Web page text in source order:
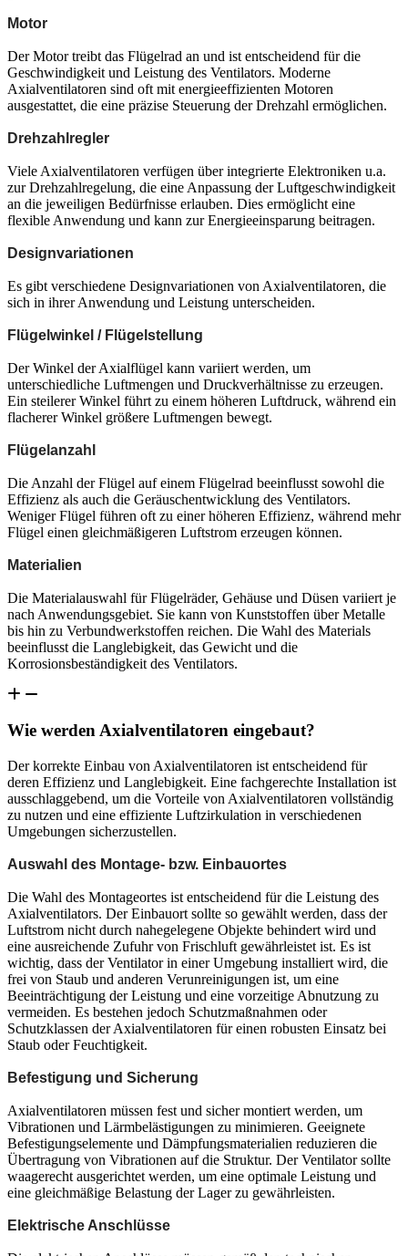
Motor
Der Motor treibt das Flügelrad an und ist entscheidend für die
Geschwindigkeit und Leistung des Ventilators. Moderne
Axialventilatoren sind oft mit energieeffizienten Motoren
ausgestattet, die eine präzise Steuerung der Drehzahl ermöglichen.
Drehzahlregler
Viele Axialventilatoren verfügen über integrierte Elektroniken u.a.
zur Drehzahlregelung, die eine Anpassung der Luftgeschwindigkeit
an die jeweiligen Bedürfnisse erlauben. Dies ermöglicht eine
flexible Anwendung und kann zur Energieeinsparung beitragen.
Designvariationen
Es gibt verschiedene Designvariationen von Axialventilatoren, die
sich in ihrer Anwendung und Leistung unterscheiden.
Flügelwinkel / Flügelstellung
Der Winkel der Axialflügel kann variiert werden, um
unterschiedliche Luftmengen und Druckverhältnisse zu erzeugen.
Ein steilerer Winkel führt zu einem höheren Luftdruck, während ein
flacherer Winkel größere Luftmengen bewegt.
Flügelanzahl
Die Anzahl der Flügel auf einem Flügelrad beeinflusst sowohl die
Effizienz als auch die Geräuschentwicklung des Ventilators.
Weniger Flügel führen oft zu einer höheren Effizienz, während mehr
Flügel einen gleichmäßigeren Luftstrom erzeugen können.
Materialien
Die Materialauswahl für Flügelräder, Gehäuse und Düsen variiert je
nach Anwendungsgebiet. Sie kann von Kunststoffen über Metalle
bis hin zu Verbundwerkstoffen reichen. Die Wahl des Materials
beeinflusst die Langlebigkeit, das Gewicht und die
Korrosionsbeständigkeit des Ventilators.
Wie werden Axialventilatoren eingebaut?
Der korrekte Einbau von Axialventilatoren ist entscheidend für
deren Effizienz und Langlebigkeit. Eine fachgerechte Installation ist
ausschlaggebend, um die Vorteile von Axialventilatoren vollständig
zu nutzen und eine effiziente Luftzirkulation in verschiedenen
Umgebungen sicherzustellen.
Auswahl des Montage- bzw. Einbauortes
Die Wahl des Montageortes ist entscheidend für die Leistung des
Axialventilators. Der Einbauort sollte so gewählt werden, dass der
Luftstrom nicht durch nahegelegene Objekte behindert wird und
eine ausreichende Zufuhr von Frischluft gewährleistet ist. Es ist
wichtig, dass der Ventilator in einer Umgebung installiert wird, die
frei von Staub und anderen Verunreinigungen ist, um eine
Beeinträchtigung der Leistung und eine vorzeitige Abnutzung zu
vermeiden. Es bestehen jedoch Schutzmaßnahmen oder
Schutzklassen der Axialventilatoren für einen robusten Einsatz bei
Staub oder Feuchtigkeit.
Befestigung und Sicherung
Axialventilatoren müssen fest und sicher montiert werden, um
Vibrationen und Lärmbelästigungen zu minimieren. Geeignete
Befestigungselemente und Dämpfungsmaterialien reduzieren die
Übertragung von Vibrationen auf die Struktur. Der Ventilator sollte
waagerecht ausgerichtet werden, um eine optimale Leistung und
eine gleichmäßige Belastung der Lager zu gewährleisten.
Elektrische Anschlüsse